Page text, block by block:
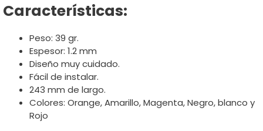
Características:
Peso: 39 gr.
Espesor: 1.2 mm
Diseño muy cuidado.
Fácil de instalar.
243 mm de largo.
Colores: Orange, Amarillo, Magenta, Negro, blanco y
Rojo